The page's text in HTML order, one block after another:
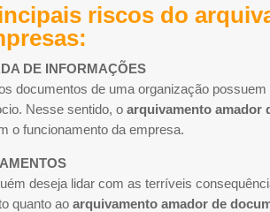
riscos do
DE INFORMAÇÕES
documentos de uma organização
Nesse sentido, oarquivamento amador
o funcionamento da empresa.
deseja lidar com as terríveis
quanto aoarquivamento amador de